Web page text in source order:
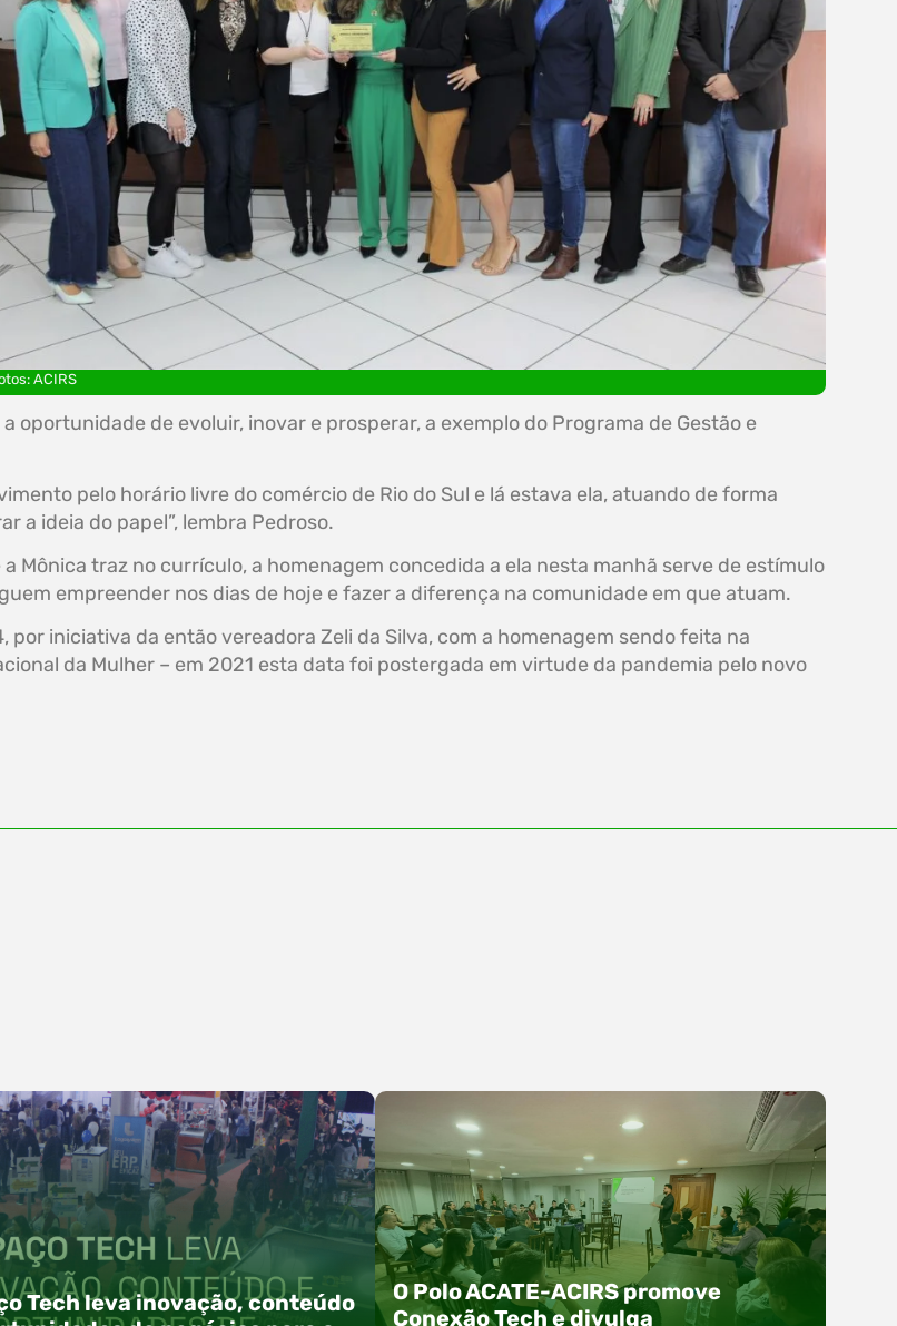
ACIRS
oportunidade de evoluir, inovar e prosperar, a exemplo do Programa de Gestão e
pelo horário livre do comércio de Rio do Sul e lá estava ela, atuando de forma
a ideia do papel”, lembra Pedroso.
Mônica traz no currículo, a homenagem concedida a ela nesta manhã serve de estímulo
empreender nos dias de hoje e fazer a diferença na comunidade em que atuam.
iniciativa da então vereadora Zeli da Silva, com a homenagem sendo feita na
da Mulher – em 2021 esta data foi postergada em virtude da pandemia pelo novo
Tech leva inovação, conteúdo
O Polo ACATE-ACIRS promove
Conexão Tech e divulga